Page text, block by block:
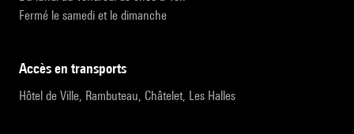
Fermé le samedi et le dimanche
accès en transports
Hôtel de Ville, Rambuteau, Châtelet, Les Halles